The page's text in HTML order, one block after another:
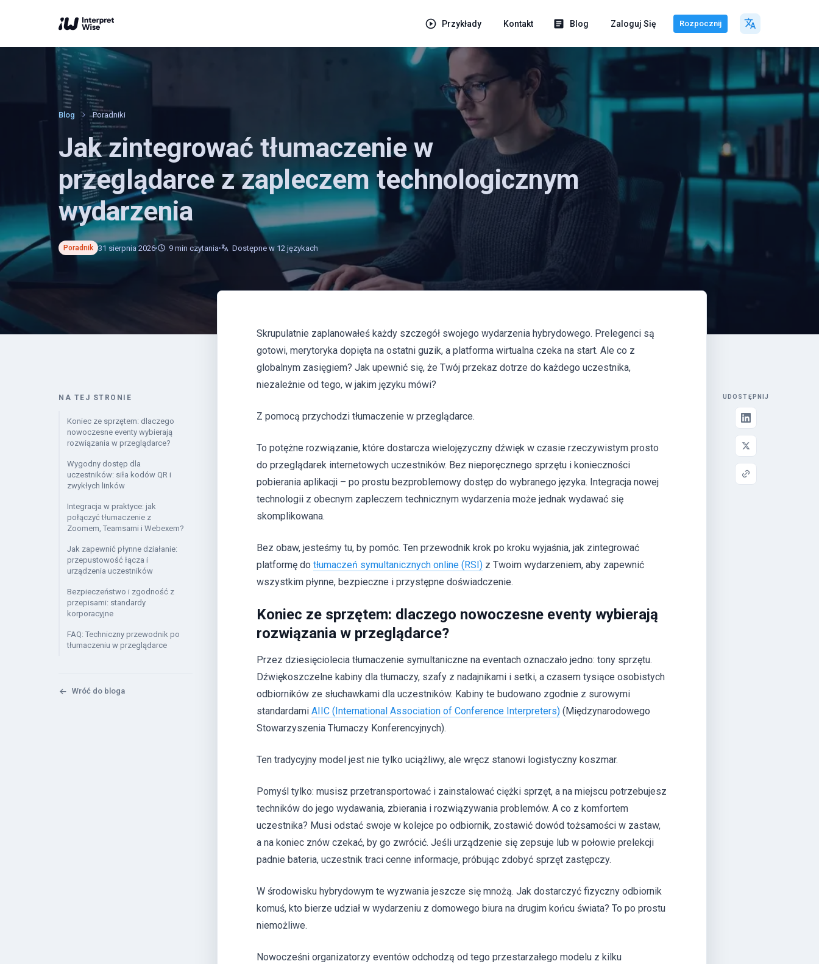
Przykłady Kontakt Blog Zaloguj Się Rozpocznij
Blog Poradniki
Jak zintegrować tłumaczenie w
przeglądarce z zapleczem technologicznym
wydarzenia
Poradnik 31 sierpnia 2026 9 min czytania Dostępne w 12 językach
NA TEJ STRONIE
Koniec ze sprzętem: dlaczego
nowoczesne eventy wybierają
rozwiązania w przeglądarce?
Wygodny dostęp dla
uczestników: siła kodów QR i
zwykłych linków
Integracja w praktyce: jak
połączyć tłumaczenie z
Zoomem, Teamsami i Webexem?
Jak zapewnić płynne działanie:
przepustowość łącza i
urządzenia uczestników
Bezpieczeństwo i zgodność z
przepisami: standardy
korporacyjne
FAQ: Techniczny przewodnik po
tłumaczeniu w przeglądarce
Wróć do bloga
Skrupulatnie zaplanowałeś każdy szczegół swojego wydarzenia hybrydowego. Prelegenci są
gotowi, merytoryka dopięta na ostatni guzik, a platforma wirtualna czeka na start. Ale co z
globalnym zasięgiem? Jak upewnić się, że Twój przekaz dotrze do każdego uczestnika,
niezależnie od tego, w jakim języku mówi?
Z pomocą przychodzi tłumaczenie w przeglądarce.
To potężne rozwiązanie, które dostarcza wielojęzyczny dźwięk w czasie rzeczywistym prosto
do przeglądarek internetowych uczestników. Bez nieporęcznego sprzętu i konieczności
pobierania aplikacji – po prostu bezproblemowy dostęp do wybranego języka. Integracja nowej
technologii z obecnym zapleczem technicznym wydarzenia może jednak wydawać się
skomplikowana.
Bez obaw, jesteśmy tu, by pomóc. Ten przewodnik krok po kroku wyjaśnia, jak zintegrować
platformę do tłumaczeń symultanicznych online (RSI) z Twoim wydarzeniem, aby zapewnić
wszystkim płynne, bezpieczne i przystępne doświadczenie.
Koniec ze sprzętem: dlaczego nowoczesne eventy wybierają
rozwiązania w przeglądarce?
Przez dziesięciolecia tłumaczenie symultaniczne na eventach oznaczało jedno: tony sprzętu.
Dźwiękoszczelne kabiny dla tłumaczy, szafy z nadajnikami i setki, a czasem tysiące osobistych
odbiorników ze słuchawkami dla uczestników. Kabiny te budowano zgodnie z surowymi
standardami AIIC (International Association of Conference Interpreters) (Międzynarodowego
Stowarzyszenia Tłumaczy Konferencyjnych).
Ten tradycyjny model jest nie tylko uciążliwy, ale wręcz stanowi logistyczny koszmar.
Pomyśl tylko: musisz przetransportować i zainstalować ciężki sprzęt, a na miejscu potrzebujesz
techników do jego wydawania, zbierania i rozwiązywania problemów. A co z komfortem
uczestnika? Musi odstać swoje w kolejce po odbiornik, zostawić dowód tożsamości w zastaw,
a na koniec znów czekać, by go zwrócić. Jeśli urządzenie się zepsuje lub w połowie prelekcji
padnie bateria, uczestnik traci cenne informacje, próbując zdobyć sprzęt zastępczy.
W środowisku hybrydowym te wyzwania jeszcze się mnożą. Jak dostarczyć fizyczny odbiornik
komuś, kto bierze udział w wydarzeniu z domowego biura na drugim końcu świata? To po prostu
niemożliwe.
Nowocześni organizatorzy eventów odchodzą od tego przestarzałego modelu z kilku
UDOSTĘPNIJ